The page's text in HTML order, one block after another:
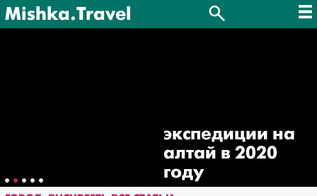
Mishka.Travel
экспедиции на
алтай в 2020
году